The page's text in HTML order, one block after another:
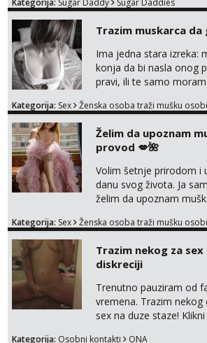
otvorena,
Kategorija: Sugar Daddy Sugar Daddies
Trazim muskarca da
Ima jedna stara izreka:
konja da bi nasla onog
pravi, ili te samo
na sexdater link i javi mi
Kategorija: Sex Ženska osoba traži mušku
Želim da upoznam
provod 💋🌺
Volim šetnje prirodom i
danu svog života. Ja
želim da upoznam
na link ispod i nadji me
Kategorija: Sex Ženska osoba traži mušku
Trazim nekog za
diskreciji
Trenutno pauziram od
vremena. Trazim nekog
sex na duze staze!
Kategorija: Osobni kontakti ONA